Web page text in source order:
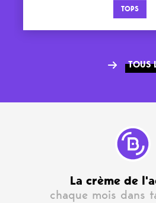
TOPS
TOUS
La crème de
chaque mois dans